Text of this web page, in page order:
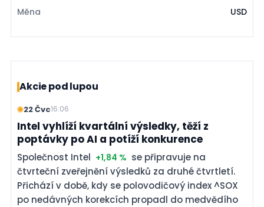
Měna
USD
Akcie pod lupou
22 Čvc16:06
Intel vyhlíží kvartální výsledky, těží z
poptávky po AI a potíží konkurence
Společnost Intel +1,84 % se připravuje na
čtvrteční zveřejnění výsledků za druhé čtvrtletí.
Přichází v době, kdy se polovodičový index ^SOX
po nedávných korekcích propadl do medvědího